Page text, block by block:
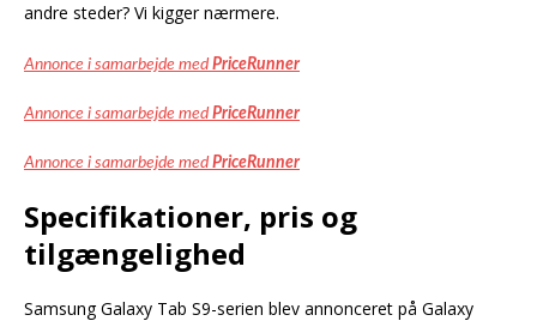
andre steder? Vi kigger nærmere.
Annonce i samarbejde med PriceRunner
Annonce i samarbejde med PriceRunner
Annonce i samarbejde med PriceRunner
Specifikationer, pris og
tilgængelighed
Samsung Galaxy Tab S9-serien blev annonceret på Galaxy